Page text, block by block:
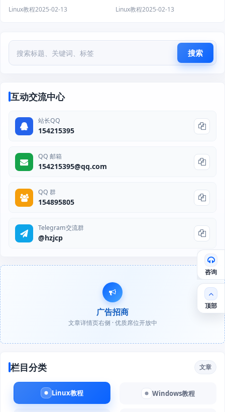
Linux教程2025-02-13 Linux教程2025-02-13
搜索
互动交流中心
站长QQ
154215395
QQ 邮箱
154215395@qq.com
QQ 群
154895805
Telegram交流群
@hzjcp
广告招商
文章详情页右侧 · 优质席位开放中
栏目分类 文章
Linux教程 Windows教程
咨询
顶部